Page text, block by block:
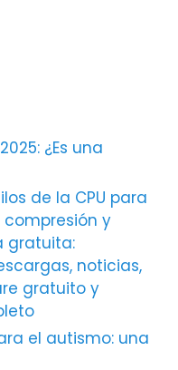
¿Es una
de la CPU para
y
gratuita:
noticias,
gratuito y
el autismo: una